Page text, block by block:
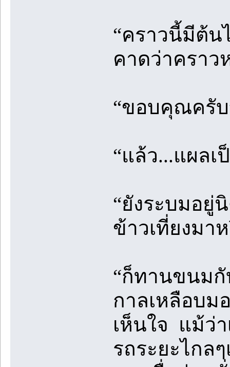
“คราวนี้มีต้น
คาดว่าคราว
“ขอบคุณครับ
“แล้ว...แผลเ
“ยังระบมอ
ข้าวเที่ยงมา
“ก็ทานขนม
กาลเหลือบม
เห็นใจ แม้ว่
รถระยะไกล